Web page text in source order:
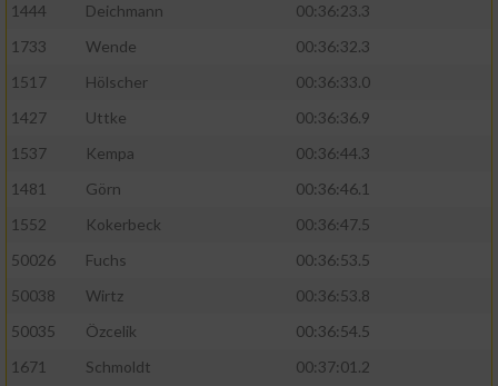
1444
Deichmann
00:36:23.3
1733
Wende
00:36:32.3
1517
Hölscher
00:36:33.0
1427
Uttke
00:36:36.9
1537
Kempa
00:36:44.3
1481
Görn
00:36:46.1
1552
Kokerbeck
00:36:47.5
50026
Fuchs
00:36:53.5
50038
Wirtz
00:36:53.8
50035
Özcelik
00:36:54.5
1671
Schmoldt
00:37:01.2